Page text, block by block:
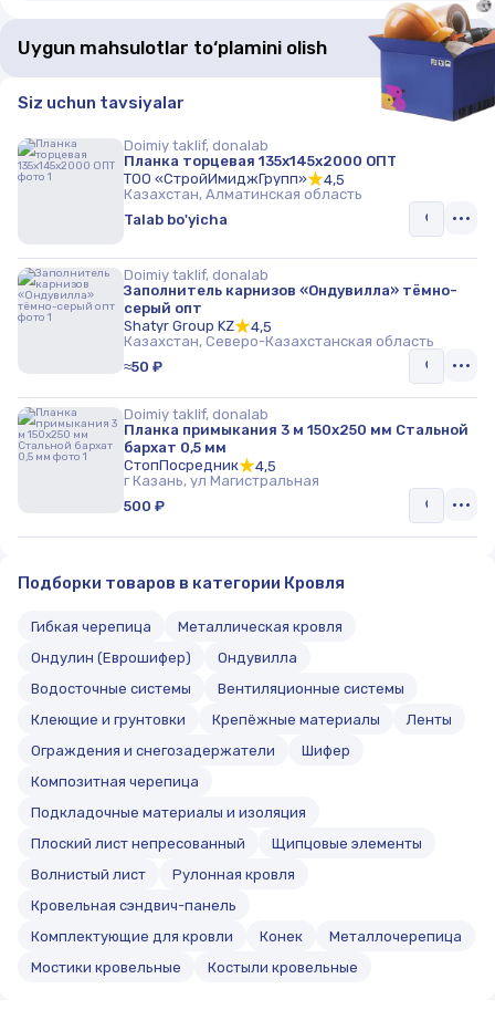
Uygun mahsulotlar to‘plamini olish
Siz uchun tavsiyalar
Doimiy taklif, donalab
Планка торцевая 135х145х2000 ОПТ
ТОО «СтройИмиджГрупп»
4,5
Казахстан, Алматинская область
Talab bo'yicha
Doimiy taklif, donalab
Заполнитель карнизов «Ондувилла» тёмно-
серый опт
Shatyr Group KZ
4,5
Казахстан, Северо-Казахстанская область
≈50 ₽
Doimiy taklif, donalab
Планка примыкания 3 м 150х250 мм Стальной
бархат 0,5 мм
СтопПосредник
4,5
г Казань, ул Магистральная
500 ₽
Подборки товаров в категории Кровля
Гибкая черепица
Металлическая кровля
Ондулин (Еврошифер)
Ондувилла
Водосточные системы
Вентиляционные системы
Клеющие и грунтовки
Крепёжные материалы
Ленты
Ограждения и снегозадержатели
Шифер
Композитная черепица
Подкладочные материалы и изоляция
Плоский лист непресованный
Щипцовые элементы
Волнистый лист
Рулонная кровля
Кровельная сэндвич-панель
Комплектующие для кровли
Конек
Металлочерепица
Мостики кровельные
Костыли кровельные